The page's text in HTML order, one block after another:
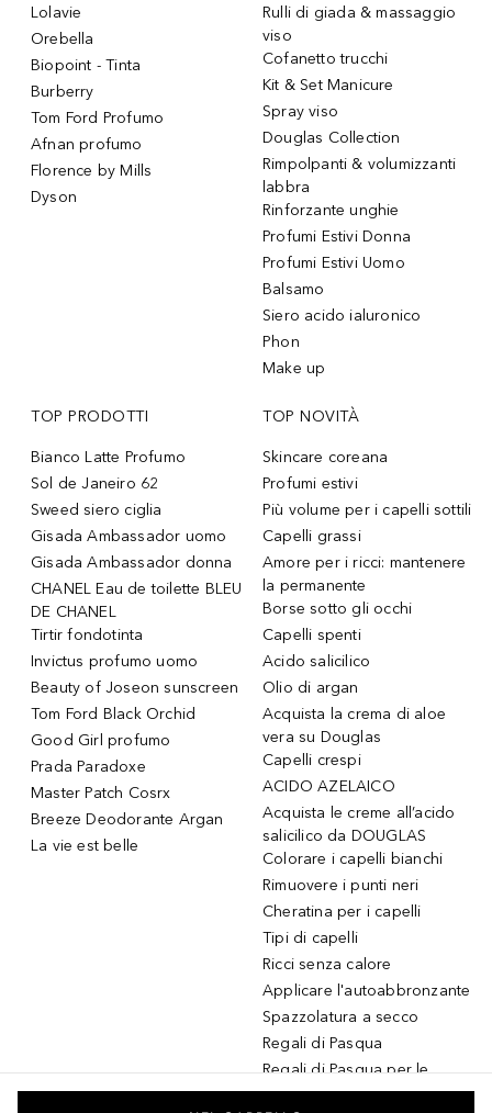
Lolavie
Orebella
Biopoint - Tinta
Burberry
Tom Ford Profumo
Afnan profumo
Florence by Mills
Dyson
Rulli di giada & massaggio
viso
Cofanetto trucchi
Kit & Set Manicure
Spray viso
Douglas Collection
Rimpolpanti & volumizzanti
labbra
Rinforzante unghie
Profumi Estivi Donna
Profumi Estivi Uomo
Balsamo
Siero acido ialuronico
Phon
Make up
TOP PRODOTTI
Bianco Latte Profumo
Sol de Janeiro 62
Sweed siero ciglia
Gisada Ambassador uomo
Gisada Ambassador donna
CHANEL Eau de toilette BLEU
DE CHANEL
Tirtir fondotinta
Invictus profumo uomo
Beauty of Joseon sunscreen
Tom Ford Black Orchid
Good Girl profumo
Prada Paradoxe
Master Patch Cosrx
Breeze Deodorante Argan
La vie est belle
TOP NOVITÀ
Skincare coreana
Profumi estivi
Più volume per i capelli sottili
Capelli grassi
Amore per i ricci: mantenere
la permanente
Borse sotto gli occhi
Capelli spenti
Acido salicilico
Olio di argan
Acquista la crema di aloe
vera su Douglas
Capelli crespi
ACIDO AZELAICO
Acquista le creme all’acido
salicilico da DOUGLAS
Colorare i capelli bianchi
Rimuovere i punti neri
Cheratina per i capelli
Tipi di capelli
Ricci senza calore
Applicare l'autoabbronzante
Spazzolatura a secco
Regali di Pasqua
Regali di Pasqua per le
donne